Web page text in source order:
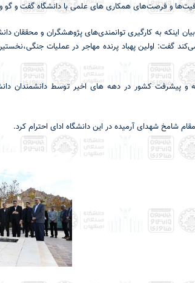
و فرصت‌های همکاری های علمی با دانشگاه گفت و گو
اینکه به کارگیری توانمندی‌های پژوهشگران و محققان
گفت: اولین پهباد پرنده مهاجر در عملیات
و پیشرفت کشور در دهه های اخیر توسط دانشمندان
شامخ شهدای آرمیده در این دانشگاه ادای احترام کرد.